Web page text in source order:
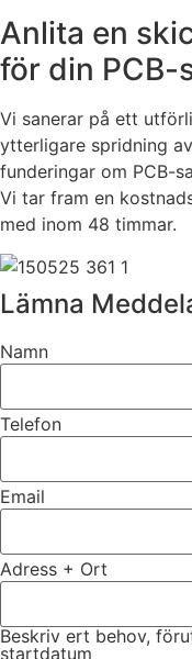
Anlita en
för din PCB-
Vi sanerar på ett
ytterligare spridning
funderingar om PCB-
Vi tar fram en
med inom 48 timmar.
Lämna
Namn
Telefon
Email
Adress + Ort
Beskriv ert behov,
startdatum